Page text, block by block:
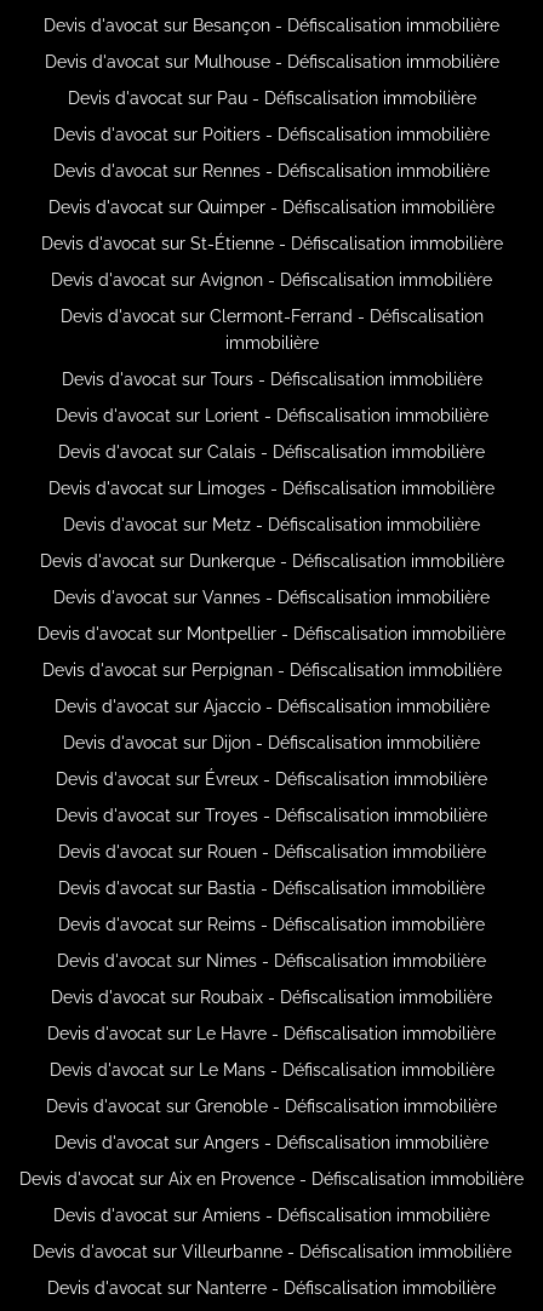
Devis d'avocat sur Besançon - Défiscalisation immobilière
Devis d'avocat sur Mulhouse - Défiscalisation immobilière
Devis d'avocat sur Pau - Défiscalisation immobilière
Devis d'avocat sur Poitiers - Défiscalisation immobilière
Devis d'avocat sur Rennes - Défiscalisation immobilière
Devis d'avocat sur Quimper - Défiscalisation immobilière
Devis d'avocat sur St-Étienne - Défiscalisation immobilière
Devis d'avocat sur Avignon - Défiscalisation immobilière
Devis d'avocat sur Clermont-Ferrand - Défiscalisation
immobilière
Devis d'avocat sur Tours - Défiscalisation immobilière
Devis d'avocat sur Lorient - Défiscalisation immobilière
Devis d'avocat sur Calais - Défiscalisation immobilière
Devis d'avocat sur Limoges - Défiscalisation immobilière
Devis d'avocat sur Metz - Défiscalisation immobilière
Devis d'avocat sur Dunkerque - Défiscalisation immobilière
Devis d'avocat sur Vannes - Défiscalisation immobilière
Devis d'avocat sur Montpellier - Défiscalisation immobilière
Devis d'avocat sur Perpignan - Défiscalisation immobilière
Devis d'avocat sur Ajaccio - Défiscalisation immobilière
Devis d'avocat sur Dijon - Défiscalisation immobilière
Devis d'avocat sur Évreux - Défiscalisation immobilière
Devis d'avocat sur Troyes - Défiscalisation immobilière
Devis d'avocat sur Rouen - Défiscalisation immobilière
Devis d'avocat sur Bastia - Défiscalisation immobilière
Devis d'avocat sur Reims - Défiscalisation immobilière
Devis d'avocat sur Nimes - Défiscalisation immobilière
Devis d'avocat sur Roubaix - Défiscalisation immobilière
Devis d'avocat sur Le Havre - Défiscalisation immobilière
Devis d'avocat sur Le Mans - Défiscalisation immobilière
Devis d'avocat sur Grenoble - Défiscalisation immobilière
Devis d'avocat sur Angers - Défiscalisation immobilière
Devis d'avocat sur Aix en Provence - Défiscalisation immobilière
Devis d'avocat sur Amiens - Défiscalisation immobilière
Devis d'avocat sur Villeurbanne - Défiscalisation immobilière
Devis d'avocat sur Nanterre - Défiscalisation immobilière